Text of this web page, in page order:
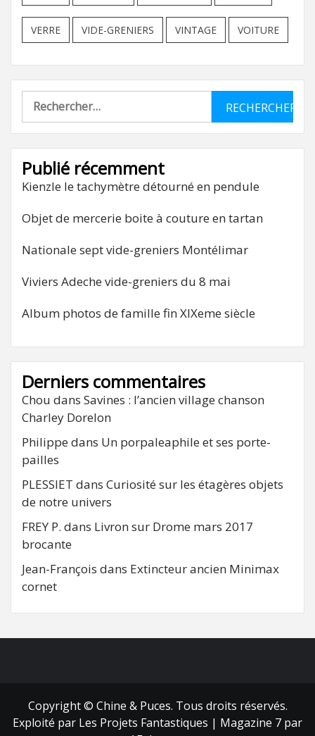
VERRE VIDE-GRENIERS VINTAGE VOITURE
Rechercher :
Publié récemment
Kienzle le tachymètre détourné en pendule
Objet de mercerie boite à couture en tartan
Nationale sept vide-greniers Montélimar
Viviers Adeche vide-greniers du 8 mai
Album photos de famille fin XIXeme siècle
Derniers commentaires
Chou dans Savines : l’ancien village chanson
Charley Dorelon
Philippe dans Un porpaleaphile et ses porte-
pailles
PLESSIET dans Curiosité sur les étagères objets
de notre univers
FREY P. dans Livron sur Drome mars 2017
brocante
Jean-François dans Extincteur ancien Minimax
cornet
Copyright © Chine & Puces. Tous droits réservés.
Exploité par Les Projets Fantastiques | Magazine 7 par